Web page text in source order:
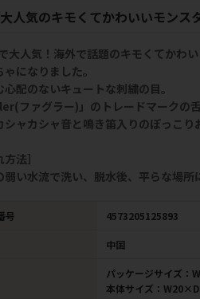
人気のキモくてかわいいモンス
大人気！海外で話題のキモくてかわ
ゃになりました。
心配のないキュートな刺繍の目。
ファグラー)」のトレードマークの
シャカシャ音と鳴き笛入りのぽっこり
法］
弱い水流で洗い、脱水後、平らな場所
号 4573205125893
中国
パッケージサイズ
本体サイズ：